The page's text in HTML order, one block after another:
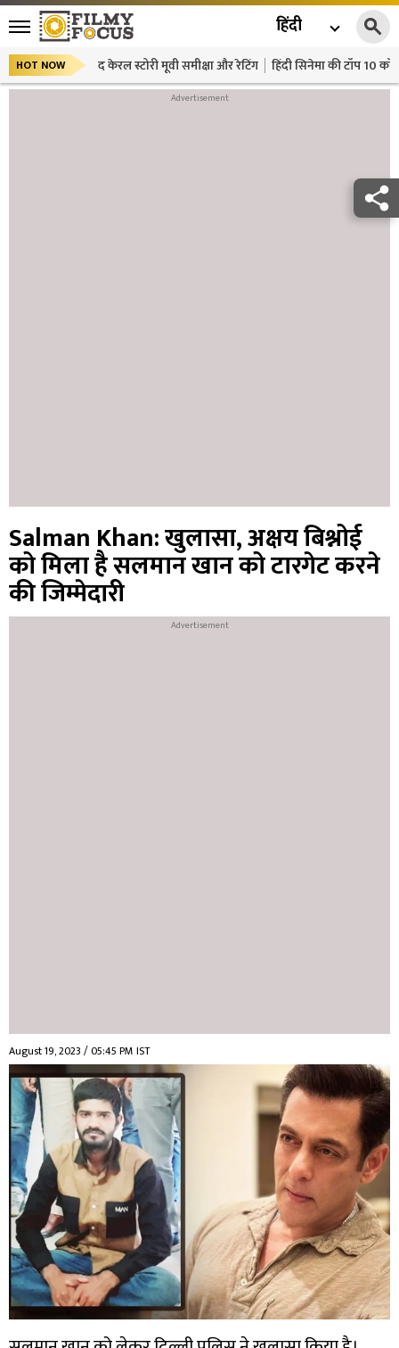
हिंदी
HOT NOW द केरल स्टोरी मूवी समीक्षा और रेटिंग हिंदी सिनेमा की टॉप 10
Salman Khan: खुलासा, अक्षय बिश्नोई
को मिला है सलमान खान को टारगेट करने
की जिम्मेदारी
August 19, 2023 / 05:45 PM IST